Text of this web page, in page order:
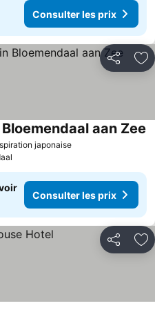
Consulter les prix
Partager
japonaise
aan Zee
Consulter les prix
Partager